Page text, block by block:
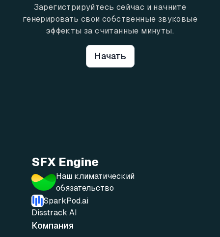
Зарегистрируйтесь сейчас и начните
генерировать свои собственные звуковые
эффекты за считанные минуты.
Начать
SFX Engine
Наш климатический
обязательство
SparkPod.ai
Disstrack AI
Компания